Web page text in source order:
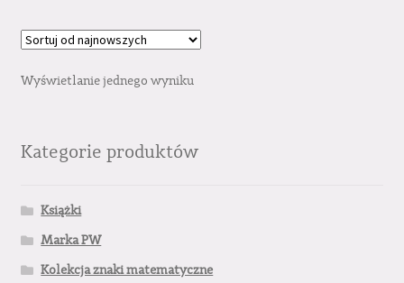
Wyświetlanie jednego wyniku
Kategorie produktów
Książki
Marka PW
Kolekcja znaki matematyczne